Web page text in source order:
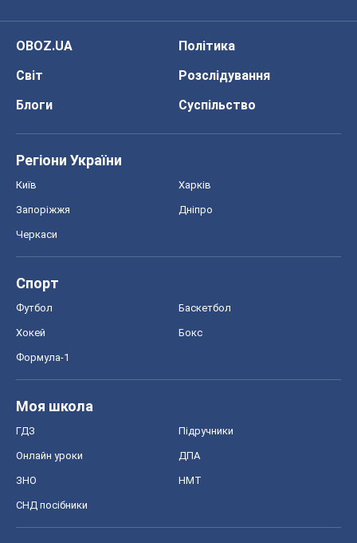
OBOZ.UA
Політика
Світ
Розслідування
Блоги
Суспільство
Регіони України
Київ Харків
Запоріжжя Дніпро
Черкаси
Спорт
Футбол Баскетбол
Хокей Бокс
Формула-1
Моя школа
ГДЗ Підручники
Онлайн уроки ДПА
ЗНО НМТ
СНД посібники